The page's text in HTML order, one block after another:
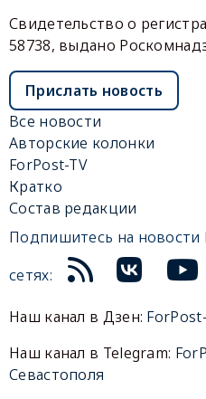
Свидетельство о
58738, выдано
Прислать новость
Все новости
Авторские колонки
ForPost-TV
Кратко
Состав редакции
Подпишитесь на новости
сетях:
Наш канал в Дзен:
Наш канал в Telegram:
Севастополя